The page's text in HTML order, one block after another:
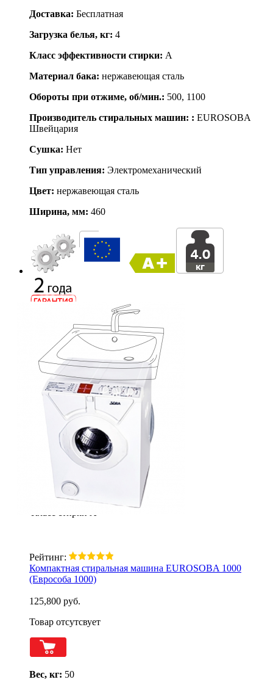
Доставка: Бесплатная
Загрузка белья, кг: 4
Класс эффективности стирки: A
Материал бака: нержавеющая сталь
Обороты при отжиме, об/мин.: 500, 1100
Производитель стиральных машин: : EUROSOBA
Швейцария
Сушка: Нет
Тип управления: Электромеханический
Цвет: нержавеющая сталь
Ширина, мм: 460
Загрузка
Рейтинг:
Компактная стиральная машина EUROSOBA 1000
(Еврособа 1000)
125,800 руб.
Товар отсутсвует
Вес, кг: 50